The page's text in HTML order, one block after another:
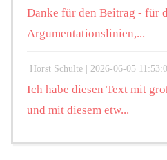
Danke für den Beitrag - für
Argumentationslinien,...
Horst Schulte | 2026-06-05
Ich habe diesen Text mit
und mit diesem etw...